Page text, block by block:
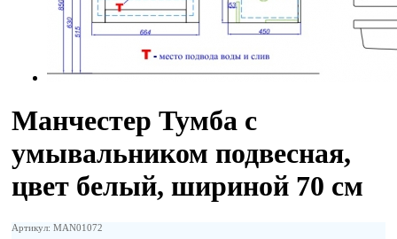
Манчестер Тумба с
умывальником подвесная,
цвет белый, шириной 70 см
Артикул: MAN01072